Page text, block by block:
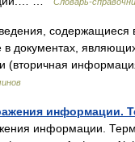
содержащиеся
документах,
(вторичная
информации.
информации.